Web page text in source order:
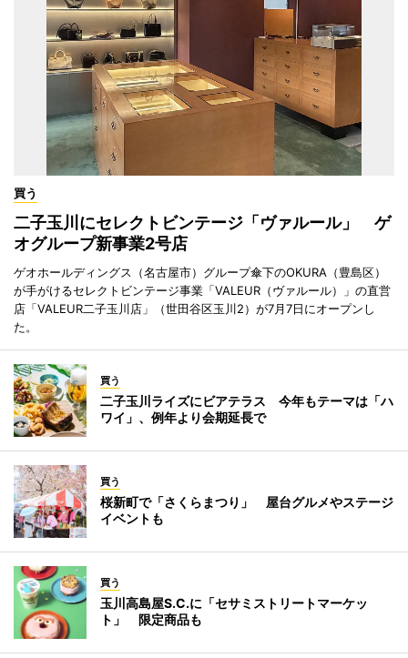
買う
二子玉川にセレクトビンテージ「ヴァルール」 ゲ
オグループ新事業2号店
ゲオホールディングス（名古屋市）グループ傘下のOKURA（豊島区）
が手がけるセレクトビンテージ事業「VALEUR（ヴァルール）」の直営
店「VALEUR二子玉川店」（世田谷区玉川2）が7月7日にオープンし
た。
買う
二子玉川ライズにビアテラス 今年もテーマは「ハ
ワイ」、例年より会期延長で
買う
桜新町で「さくらまつり」 屋台グルメやステージ
イベントも
買う
玉川高島屋S.C.に「セサミストリートマーケッ
ト」 限定商品も